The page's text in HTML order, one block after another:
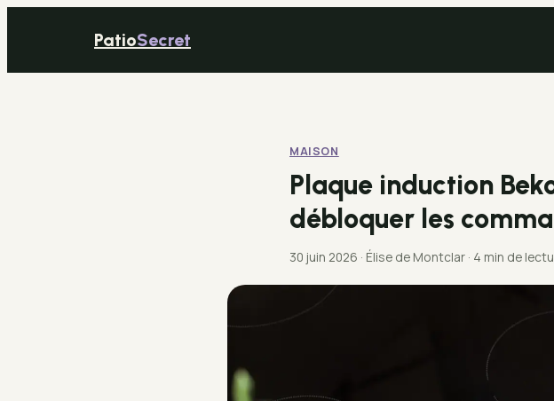
PatioSecret
MAISON
Plaque induction
débloquer les
30 juin 2026 · Élise de Montclar · 4 min de